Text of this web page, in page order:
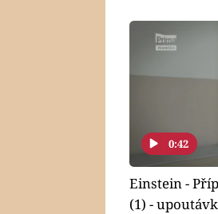
0:42
Einstein -
(1) -